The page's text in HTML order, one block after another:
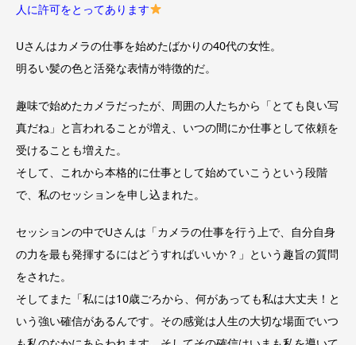
人に許可をとってあります
Uさんはカメラの仕事を始めたばかりの40代の女性。
明るい髪の色と活発な表情が特徴的だ。
趣味で始めたカメラだったが、周囲の人たちから「とても良い写
真だね」と言われることが増え、いつの間にか仕事として依頼を
受けることも増えた。
そして、これから本格的に仕事として始めていこうという段階
で、私のセッションを申し込まれた。
セッションの中でUさんは「カメラの仕事を行う上で、自分自身
の力を最も発揮するにはどうすればいいか？」という趣旨の質問
をされた。
そしてまた「私には10歳ごろから、何があっても私は大丈夫！と
いう強い確信があるんです。その感覚は人生の大切な場面でいつ